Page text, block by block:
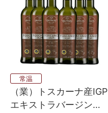
常温
（業）トスカーナ産IGP
エキストラバージンオ